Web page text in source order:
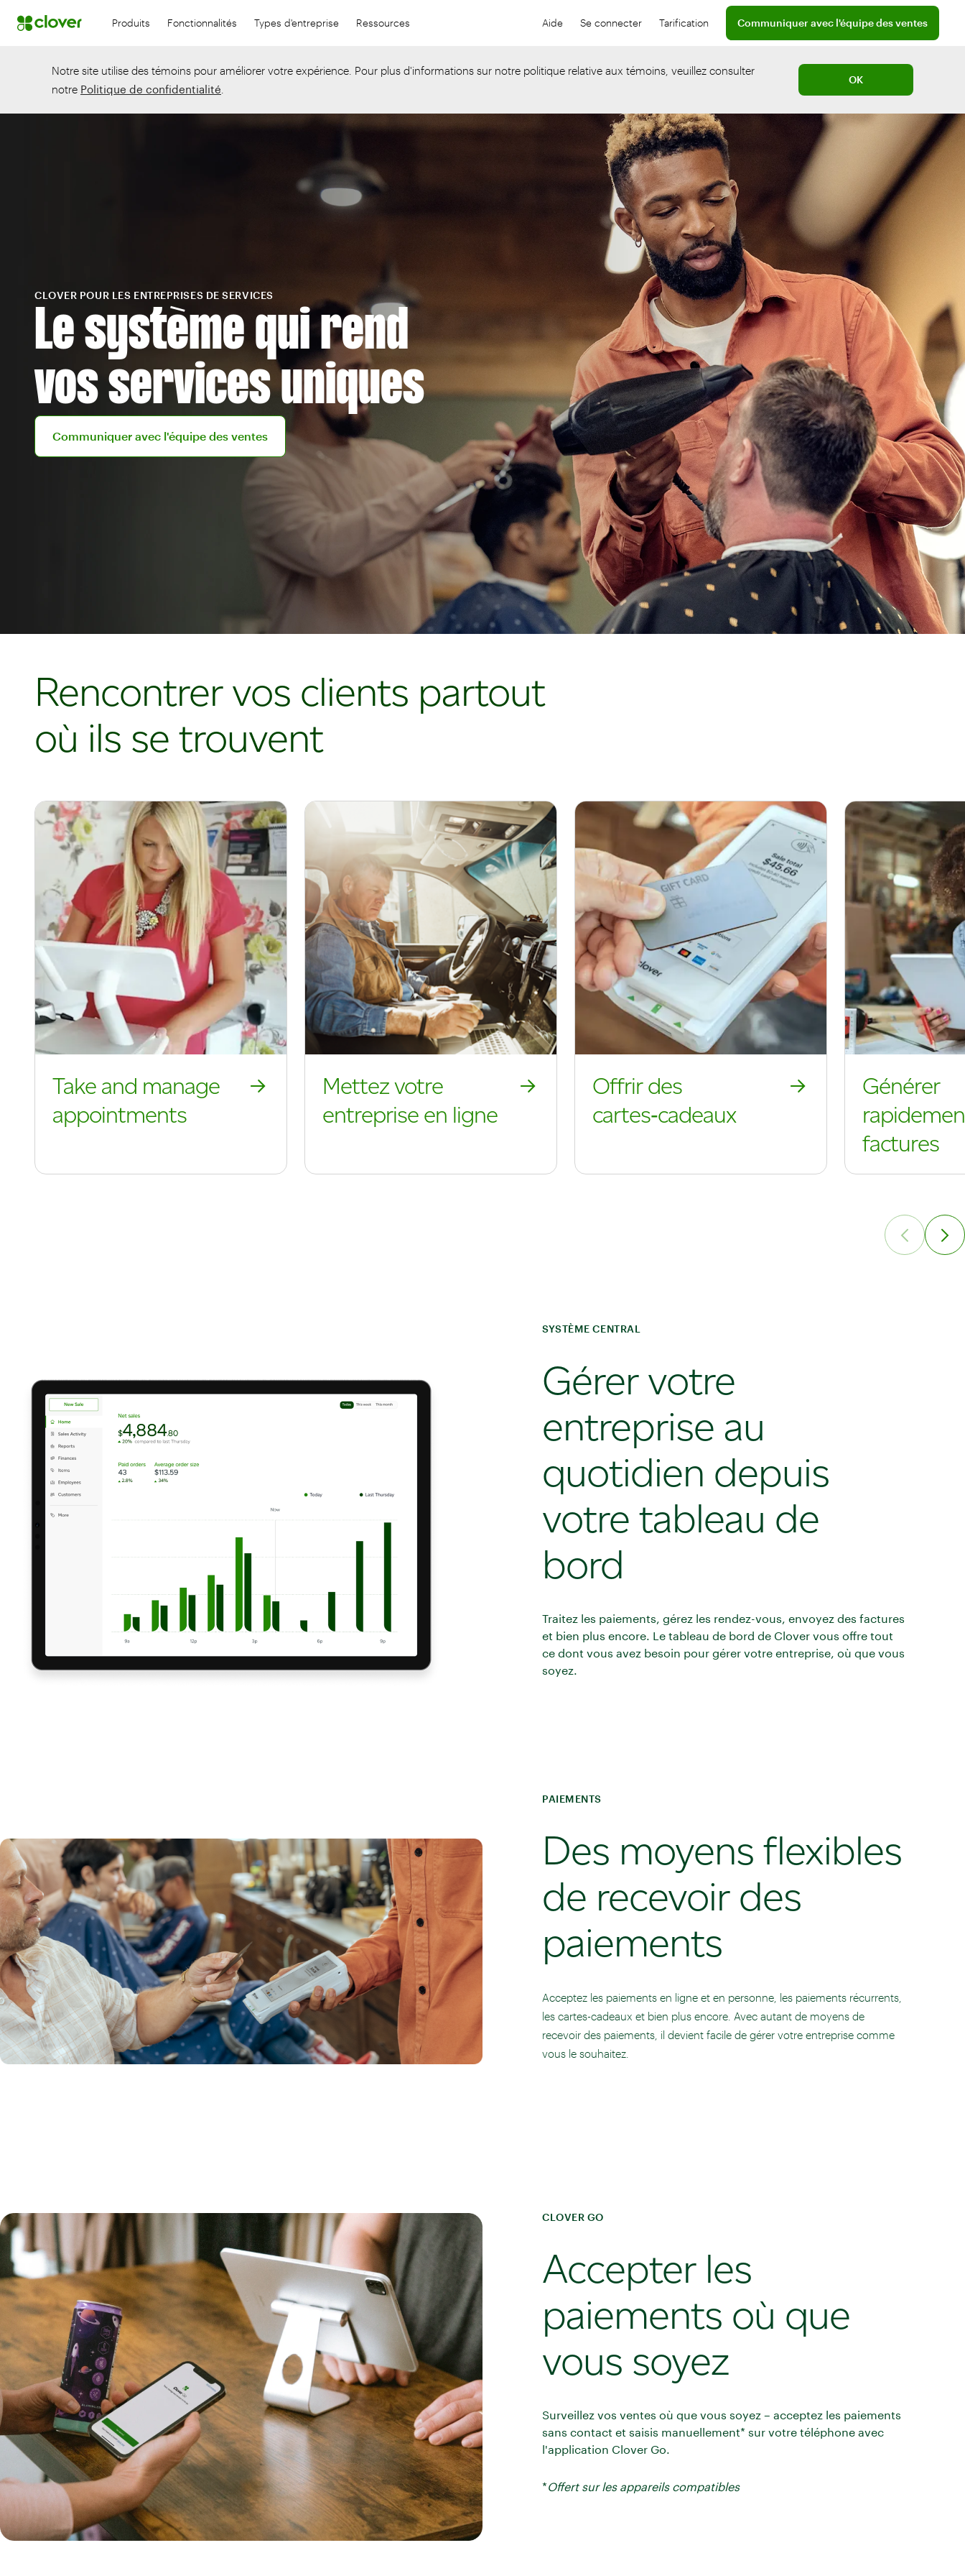
Produits Fonctionnalités Types d'entreprise Ressources Aide
Aide
Se connecter
Se connecter
Tarification Communiquer avec l'équipe des ventes
Contactez un professionnel de l'équipe de ventes
Notre site utilise des témoins pour améliorer votre expérience. Pour plus d'informations sur notre politique relative aux témoins, veuillez consulter
notre Politique de confidentialité
OK
CLOVER POUR LES ENTREPRISES DE SERVICES
Le système qui rend
vos services uniques
Communiquer avec l'équipe des ventes
Contacter l'équipe des ventes
Rencontrer vos clients partout
où ils se trouvent
Take and manage
appointments
Mettez votre
entreprise en ligne
Offrir des
cartes‑cadeaux
Générer
factures
SYSTÈME CENTRAL
Gérer votre
entreprise au
quotidien depuis
votre tableau de
bord
Traitez les paiements, gérez les rendez-vous, envoyez des factures
et bien plus encore. Le tableau de bord de Clover vous offre tout
ce dont vous avez besoin pour gérer votre entreprise, où que vous
soyez.
PAIEMENTS
Des moyens flexibles
de recevoir des
paiements
Acceptez les paiements en ligne et en personne, les paiements récurrents,
les cartes-cadeaux et bien plus encore. Avec autant de moyens de
recevoir des paiements, il devient facile de gérer votre entreprise comme
vous le souhaitez.
CLOVER GO
Accepter les
paiements où que
vous soyez
Surveillez vos ventes où que vous soyez – acceptez les paiements
sans contact et saisis manuellement* sur votre téléphone avec
l'application Clover Go.
*Offert sur les appareils compatibles